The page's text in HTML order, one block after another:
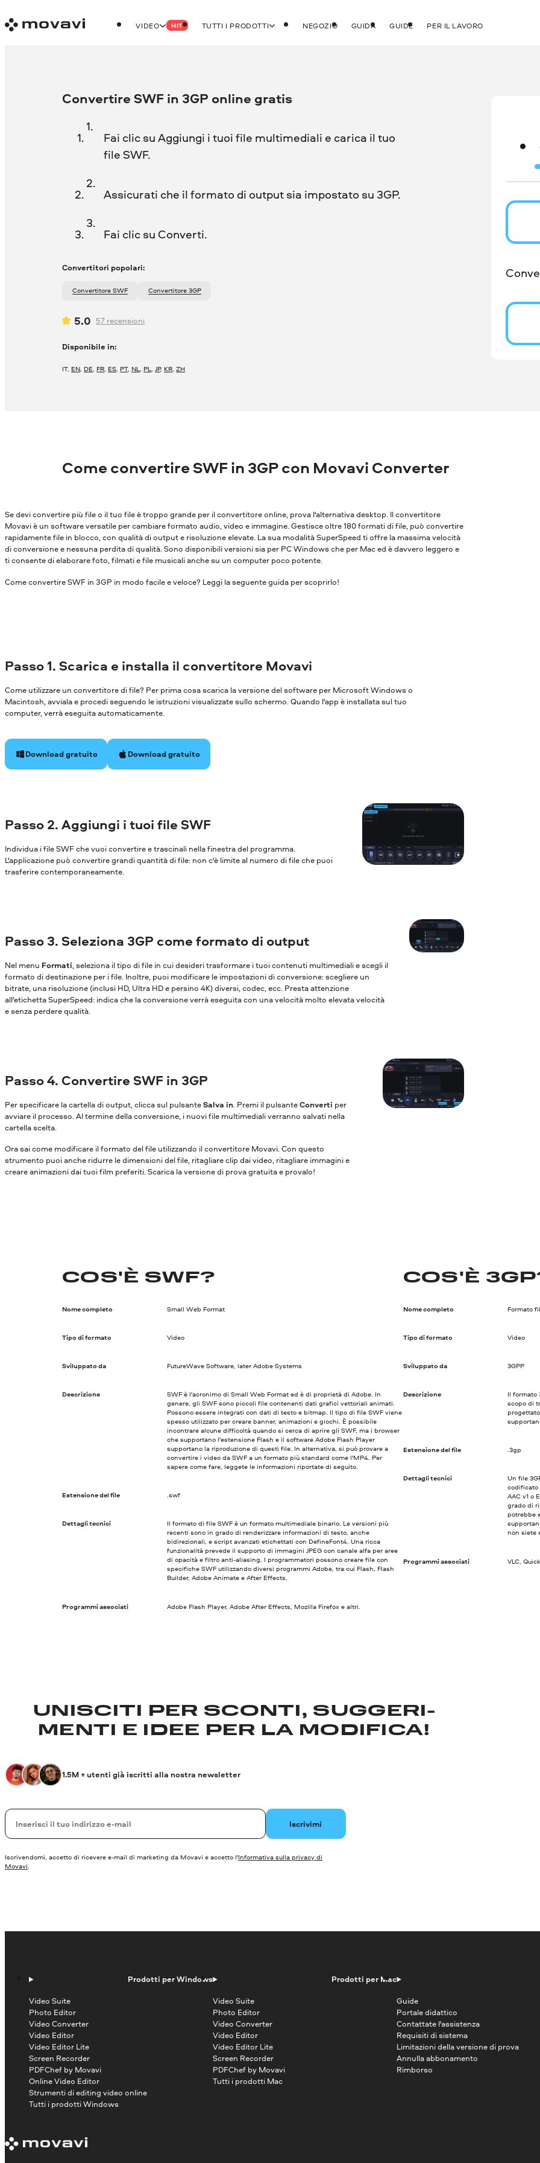
VIDEO HIT TUTTI I PRODOTTI NEGOZIO GUIDA GUIDE PER IL LAVORO
Convertire SWF in 3GP online gratis
Fai clic su Aggiungi i tuoi file multimediali e carica il tuo
file SWF.
Assicurati che il formato di output sia impostato su 3GP.
Fai clic su Converti.
Convertitori popolari:
Convertitore SWF Convertitore 3GP
5.0 57 recensioni
Disponibile in:
IT, EN, DE, FR, ES, PT, NL, PL,JP, KR,ZH
Come convertire SWF in 3GP con Movavi Converter
Se devi convertire più file o il tuo file è troppo grande per il convertitore online, prova l'alternativa desktop. Il convertitore
Movavi è un software versatile per cambiare formato audio, video e immagine. Gestisce oltre 180 formati di file, può convertire
rapidamente file in blocco, con qualità di output e risoluzione elevate. La sua modalità SuperSpeed ​​ti offre la massima velocità
di conversione e nessuna perdita di qualità. Sono disponibili versioni sia per PC Windows che per Mac ed è davvero leggero e
ti consente di elaborare foto, filmati e file musicali anche su un computer poco potente.
Come convertire SWF in 3GP in modo facile e veloce? Leggi la seguente guida per scoprirlo!
Passo 1. Scarica e installa il convertitore Movavi
Come utilizzare un convertitore di file? Per prima cosa scarica la versione del software per Microsoft Windows o
Macintosh, avviala e procedi seguendo le istruzioni visualizzate sullo schermo. Quando l'app è installata sul tuo
computer, verrà eseguita automaticamente.
Download gratuito Download gratuito
Passo 2. Aggiungi i tuoi file SWF
Individua i file SWF che vuoi convertire e trascinali nella finestra del programma.
L'applicazione può convertire grandi quantità di file: non c'è limite al numero di file che puoi
trasferire contemporaneamente.
Passo 3. Seleziona 3GP come formato di output
Nel menu Formati, seleziona il tipo di file in cui desideri trasformare i tuoi contenuti multimediali e scegli il
formato di destinazione per i file. Inoltre, puoi modificare le impostazioni di conversione: scegliere un
bitrate, una risoluzione (inclusi HD, Ultra HD e persino 4K) diversi, codec, ecc. Presta attenzione
all'etichetta SuperSpeed: indica che la conversione verrà eseguita con una velocità molto elevata velocità
e senza perdere qualità.
Passo 4. Convertire SWF in 3GP
Per specificare la cartella di output, clicca sul pulsanteSalva in. Premi il pulsanteConverti per
avviare il processo. Al termine della conversione, i nuovi file multimediali verranno salvati nella
cartella scelta.
Ora sai come modificare il formato del file utilizzando il convertitore Movavi. Con questo
strumento puoi anche ridurre le dimensioni del file, ritagliare clip dai video, ritagliare immagini e
creare animazioni dai tuoi film preferiti. Scarica la versione di prova gratuita e provalo!
COS'È SWF?
Nome completo Small Web Format
Tipo di formato Video
Sviluppato da FutureWave Software, later Adobe Systems
Descrizione
SWF è l'acronimo di Small Web Format ed è di proprietà di Adobe. In
genere, gli SWF sono piccoli file contenenti dati grafici vettoriali animati.
Possono essere integrati con dati di testo e bitmap. Il tipo di file SWF viene
spesso utilizzato per creare banner, animazioni e giochi. È possibile
incontrare alcune difficoltà quando si cerca di aprire gli SWF, ma i browser
che supportano l'estensione Flash e il software Adobe Flash Player
supportano la riproduzione di questi file. In alternativa, si può provare a
convertire i video da SWF a un formato più standard come l'MP4. Per
sapere come fare, leggete le informazioni riportate di seguito.
Estensione del file .swf
Dettagli tecnici
Il formato di file SWF è un formato multimediale binario. Le versioni più
recenti sono in grado di renderizzare informazioni di testo, anche
bidirezionali, e script avanzati etichettati con DefineFont4. Una ricca
funzionalità prevede il supporto di immagini JPEG con canale alfa per aree
di opacità e filtro anti-aliasing. I programmatori possono creare file con
specifiche SWF utilizzando diversi programmi Adobe, tra cui Flash, Flash
Builder, Adobe Animate e After Effects.
Programmi associati Adobe Flash Player, Adobe After Effects, Mozilla Firefox e altri.
COS'È
Nome completo Formato
Tipo di formato Video
Sviluppato da 3GPP
Descrizione
Il formato
scopo di
Estensione del file .3gp
Dettagli tecnici
Un file
codificato
AAC v1 o
grado di
potrebbe
non siete
Programmi associati VLC,
UNISCITI PER SCONTI, SUGGERI­
MENTI E IDEE PER LA MODIFICA!
1.5M + utenti già iscritti alla nostra newsletter
La tua e-mail Iscrivimi
Iscrivendomi, accetto di ricevere e-mail di marketing da Movavi e accetto l'Informativa sulla privacy di
Movavi
Prodotti per Windows
Video Suite
Photo Editor
Video Converter
Video Editor
Video Editor Lite
Screen Recorder
PDFChef by Movavi
Online Video Editor
Strumenti di editing video online
Tutti i prodotti Windows
Prodotti per Mac
Video Suite
Photo Editor
Video Converter
Video Editor
Video Editor Lite
Screen Recorder
PDFChef by Movavi
Tutti i prodotti Mac
Guide
Portale didattico
Contattate l'assistenza
Requisiti di sistema
Limitazioni della versione di prova
Annulla abbonamento
Rimborso